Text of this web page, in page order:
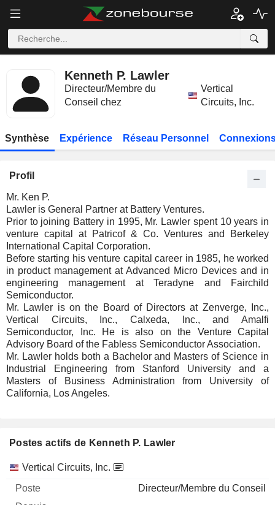
Kenneth P. Lawler
Directeur/Membre du
Conseil chez
Vertical
Circuits, Inc.
Synthèse Expérience Réseau Personnel
Profil
Mr. Ken P.
Lawler is General Partner at Battery Ventures.
Prior to joining Battery in 1995, Mr. Lawler spent 10 years in
venture capital at Patricof & Co. Ventures and Berkeley
International Capital Corporation.
Before starting his venture capital career in 1985, he worked
in product management at Advanced Micro Devices and in
engineering management at Teradyne and Fairchild
Semiconductor.
Mr. Lawler is on the Board of Directors at Zenverge, Inc.,
Vertical Circuits, Inc., Calxeda, Inc., and Amalfi
Semiconductor, Inc. He is also on the Venture Capital
Advisory Board of the Fabless Semiconductor Association.
Mr. Lawler holds both a Bachelor and Masters of Science in
Industrial Engineering from Stanford University and a
Masters of Business Administration from University of
California, Los Angeles.
Postes actifs de Kenneth P. Lawler
Sociétés Poste Début
Vertical Circuits, Inc.
Directeur/Membre du Conseil